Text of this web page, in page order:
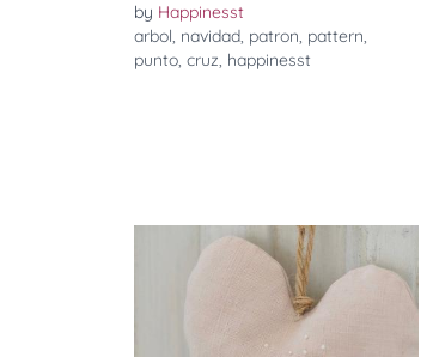
by Happinesst
arbol, navidad, patron, pattern,
punto, cruz, happinesst